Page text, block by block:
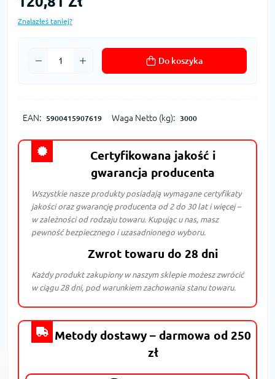
Znalazłeś taniej?
Do koszyka
EAN: 5900415907619 Waga Netto (kg): 3000
Certyfikowana jakość i
gwarancja producenta
Wszystkie nasze produkty posiadają wymagane certyfikaty
jakości oraz gwarancję producenta od 2 do 30 lat i więcej –
w zależności od rodzaju towaru. Kupując u nas, masz
pewność bezpiecznego i uzasadnionego wyboru.
Zwrot towaru do 28 dni
Każdy produkt zakupiony w naszym sklepie możesz zwrócić
w ciągu 28 dni, pod warunkiem zachowania stanu towaru.
Metody dostawy – darmowa od 250
zł